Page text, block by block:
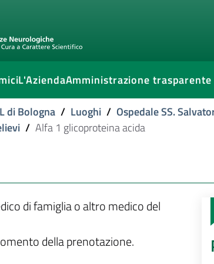
L'AziendaAmministrazione trasparente
di Bologna / Luoghi / Ospedale SS.
/ Alfa 1 glicoproteina acida
di famiglia o altro medico del
della prenotazione.